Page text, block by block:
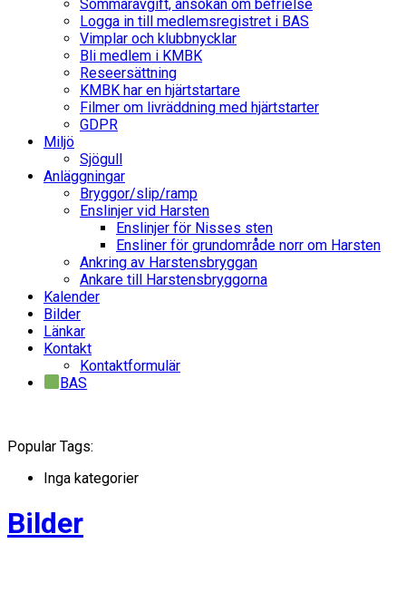
Sommaravgift, ansökan om befrielse
Logga in till medlemsregistret i BAS
Vimplar och klubbnycklar
Bli medlem i KMBK
Reseersättning
KMBK har en hjärtstartare
Filmer om livräddning med hjärtstarter
GDPR
Miljö
Sjögull
Anläggningar
Bryggor/slip/ramp
Enslinjer vid Harsten
Enslinjer för Nisses sten
Ensliner för grundområde norr om Harsten
Ankring av Harstensbryggan
Ankare till Harstensbryggorna
Kalender
Bilder
Länkar
Kontakt
Kontaktformulär
BAS
Popular Tags:
Inga kategorier
Bilder